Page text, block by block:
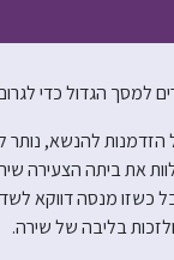
למסך הגדול כדי
הזדמנות להנשא,
את ביתה הצעירה
מנסה דווקא
בליבה של שירה.